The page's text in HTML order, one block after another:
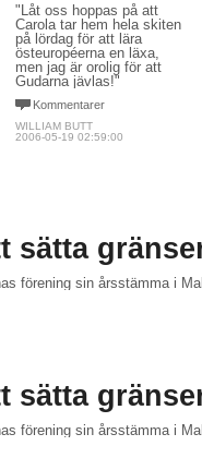
"Låt oss hoppas på att
Carola tar hem hela skiten
på lördag för att lära
östeuropéerna en läxa,
men jag är orolig för att
Gudarna jävlas!"
Kommentarer
WILLIAM BUTT
2006-05-19 02:59:00
sätta
förening sin årsstämma i
sätta
förening sin årsstämma i